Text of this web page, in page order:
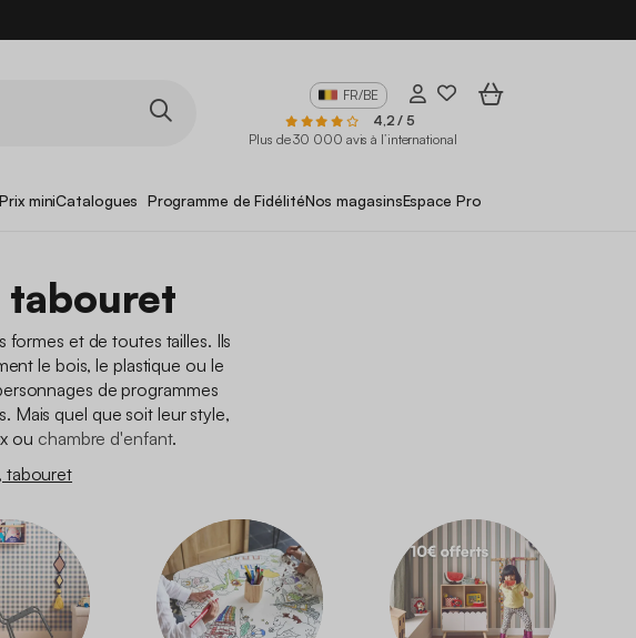
SUMMER10
FR/BE
4,2 / 5
Plus de 30 000 avis à l’international
Prix miniCatalogues Programme de FidélitéNos magasinsEspace Pro
tabouret
et de toutes tailles. Ils
le bois, le plastique ou le
de programmes
Mais quel que soit leur style,
ou chambre d'enfant.
tabouret